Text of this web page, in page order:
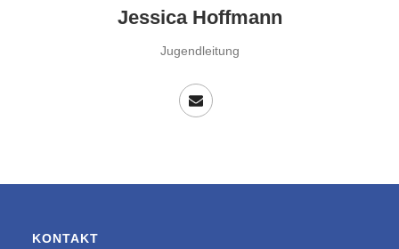
Jessica Hoffmann
Jugendleitung
KONTAKT